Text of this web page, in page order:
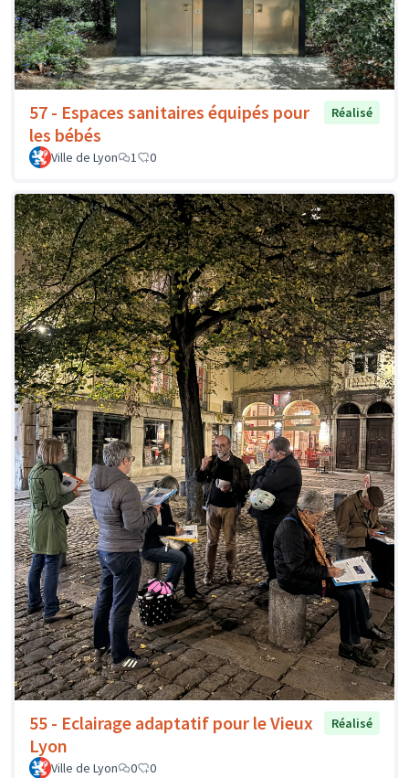
57 - Espaces sanitaires équipés pour
les bébés
Réalisé
Ville de Lyon 1 0
55 - Eclairage adaptatif pour le Vieux
Lyon
Réalisé
Ville de Lyon 0 0